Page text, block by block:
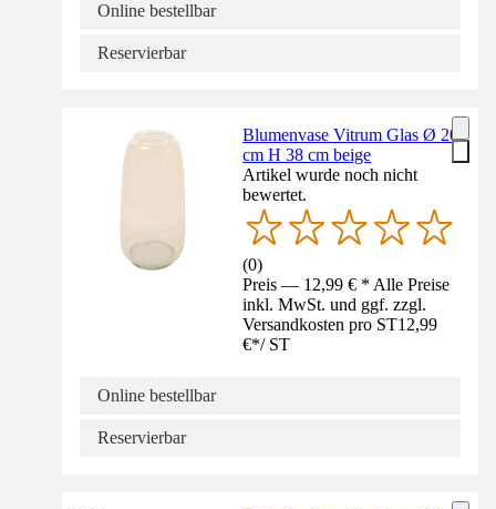
Online bestellbar
Reservierbar
Blumenvase Vitrum Glas Ø 20
cm H 38 cm beige
Artikel wurde noch nicht
bewertet.
(0)
Preis — 12,99 € * Alle Preise
inkl. MwSt. und ggf. zzgl.
Versandkosten pro ST12,99
€*/ ST
Online bestellbar
Reservierbar